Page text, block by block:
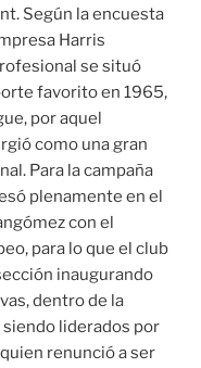
Según la encuesta
Harris
se situó
favorito en 1965,
por aquel
como una gran
Para la campaña
plenamente en el
con el
para lo que el club
inaugurando
dentro de la
siendo liderados por
renunció a ser